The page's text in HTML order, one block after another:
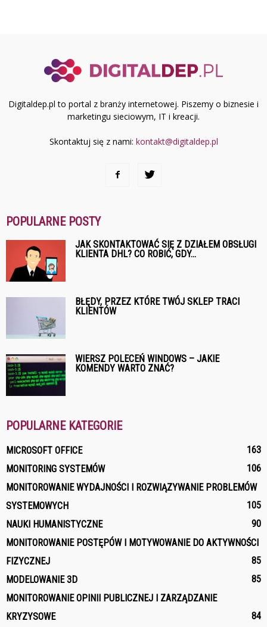
Digitaldep.pl to portal z branży internetowej. Piszemy o biznesie i
marketingu sieciowym, IT i kreacji.
Skontaktuj się z nami: kontakt@digitaldep.pl
POPULARNE POSTY
JAK SKONTAKTOWAĆ SIĘ Z DZIAŁEM OBSŁUGI
KLIENTA DHL? CO ROBIĆ, GDY...
BŁĘDY, PRZEZ KTÓRE TWÓJ SKLEP TRACI
KLIENTÓW
WIERSZ POLECEŃ WINDOWS – JAKIE
KOMENDY WARTO ZNAĆ?
POPULARNE KATEGORIE
MICROSOFT OFFICE
163
MONITORING SYSTEMÓW
106
MONITOROWANIE WYDAJNOŚCI I ROZWIĄZYWANIE PROBLEMÓW
SYSTEMOWYCH
105
NAUKI HUMANISTYCZNE
90
MONITOROWANIE POSTĘPÓW I MOTYWOWANIE DO AKTYWNOŚCI
FIZYCZNEJ
85
MODELOWANIE 3D
85
MONITOROWANIE OPINII PUBLICZNEJ I ZARZĄDZANIE
KRYZYSOWE
84